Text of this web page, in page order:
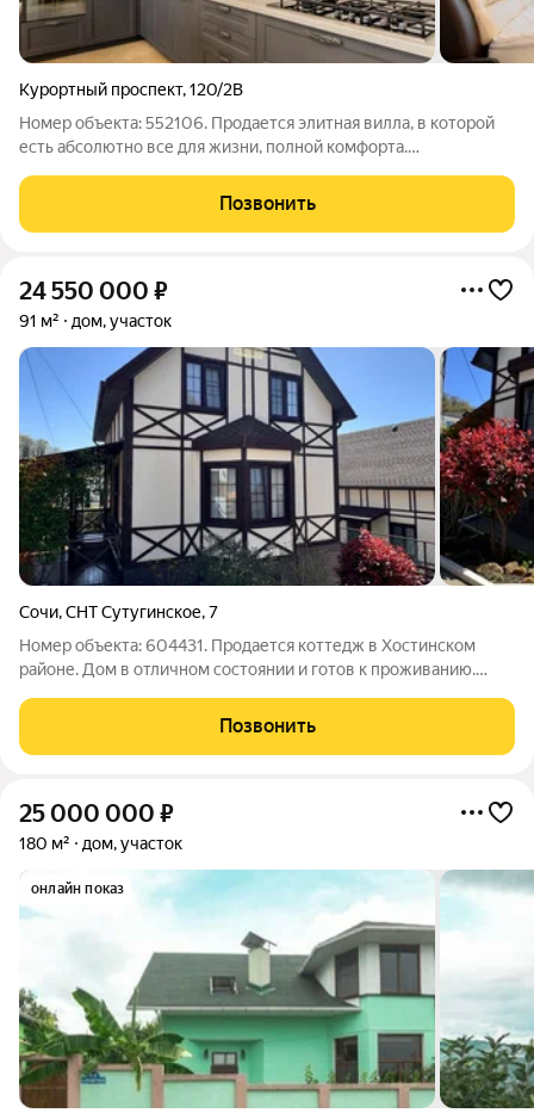
Курортный проспект,120/2В
Номер объекта: 552106. Продается элитная вилла, в которой
есть абсолютно все для жизни, полной комфорта.
территории Мацестинского лесничества, рядом с дачей
Сталина и санаторием «Зеленая Роща».
Позвонить
24 550 000 ₽
91 м² дом, участок
Сочи,СНТ Сутугинское,7
Номер объекта: 604431. Продается коттедж в Хостинском
районе. Дом в отличном состоянии и готов к проживанию.
Благоустроенная территория, каркасный бассейн. Звоните и
получите индивидуальное
Позвонить
25 000 000 ₽
180 м² дом, участок
онлайн показ